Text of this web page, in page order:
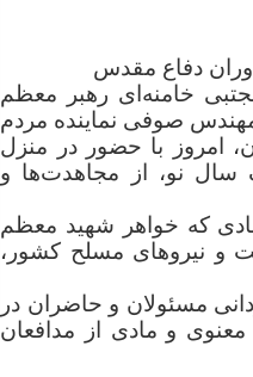
خامنه‌ای رهبر معظم
مهندس صوفی نماینده مردم
امروز با حضور در منزل
ضمن تبریک سال نو، از مجاهدت‌ها و
که خواهر شهید معظم
و نیروهای مسلح کشور،
مسئولان و حاضران در
معنوی و مادی از مدافعان